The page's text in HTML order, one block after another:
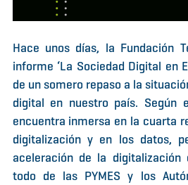
Hace unos días, la Fundación
informe ‘La Sociedad Digital en
de un somero repaso a la
digital en nuestro país. Según
encuentra inmersa en la cuarta
digitalización y en los datos,
aceleración de la
todo de las PYMES y los